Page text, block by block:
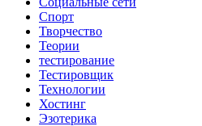
Спорт
Творчество
Теории
тестирование
Тестировщик
Технологии
Хостинг
Эзотерика